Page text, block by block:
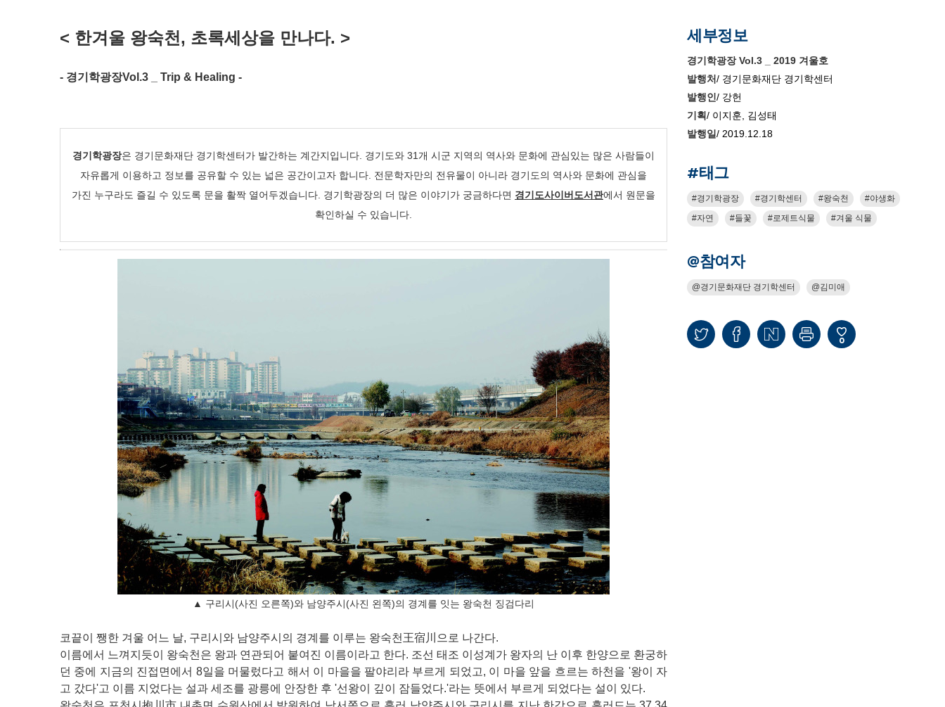
< 한겨울 왕숙천, 초록세상을 만나다. >
- 경기학광장Vol.3 _ Trip & Healing -
경기학광장은 경기문화재단 경기학센터가 발간하는 계간지입니다. 경기도와 31개 시군 지역의 역사와 문화에 관심있는 많은 사람들이
자유롭게 이용하고 정보를 공유할 수 있는 넓은 공간이고자 합니다. 전문학자만의 전유물이 아니라 경기도의 역사와 문화에 관심을
가진 누구라도 즐길 수 있도록 문을 활짝 열어두겠습니다. 경기학광장의 더 많은 이야기가 궁금하다면 경기도사이버도서관에서 원문을
확인하실 수 있습니다.
▲ 구리시(사진 오른쪽)와 남양주시(사진 왼쪽)의 경계를 잇는 왕숙천 징검다리
코끝이 쨍한 겨울 어느 날, 구리시와 남양주시의 경계를 이루는 왕숙천王宿川으로 나간다.
이름에서 느껴지듯이 왕숙천은 왕과 연관되어 붙여진 이름이라고 한다. 조선 태조 이성계가 왕자의 난 이후 한양으로 환궁하
던 중에 지금의 진접면에서 8일을 머물렀다고 해서 이 마을을 팔야리라 부르게 되었고, 이 마을 앞을 흐르는 하천을 '왕이 자
고 갔다'고 이름 지었다는 설과 세조를 광릉에 안장한 후 '선왕이 깊이 잠들었다.'라는 뜻에서 부르게 되었다는 설이 있다.
세부정보
경기학광장 Vol.3 _ 2019 겨울호
발행처/ 경기문화재단 경기학센터
발행인/ 강헌
기획/ 이지훈, 김성태
발행일/ 2019.12.18
#태그
경기학광장 경기학센터 왕숙천
야생화
자연
들꽃 로제트식물 겨울 식물
@참여자
경기문화재단 경기학센터 김미애
0